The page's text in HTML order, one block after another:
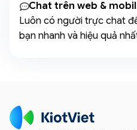
Chat trên web &
Luôn có người trực chat
bạn nhanh và hiệu quả